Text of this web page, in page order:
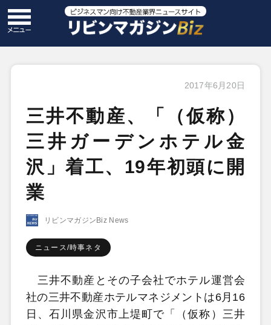
2017年6月20日
三井不動産、「（仮称）
三井ガーデンホテル金
沢」着工、19年初頭に開
業
リビンマガジンBiz News
ニュース/時事ネタ
三井不動産とその子会社でホテル運営会
社の三井不動産ホテルマネジメントは6月16
日、石川県金沢市上堤町で「（仮称）三井